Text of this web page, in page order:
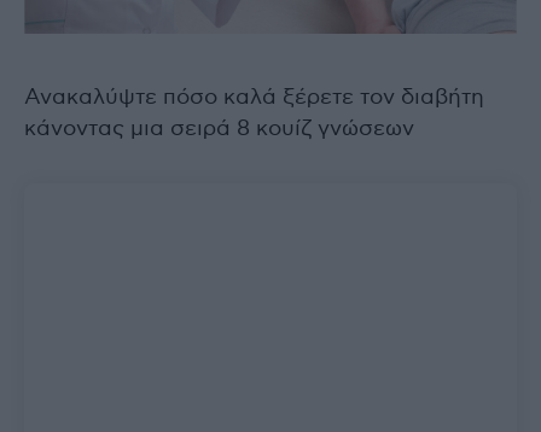
Ανακαλύψτε πόσο καλά ξέρετε τον διαβήτη
κάνοντας μια σειρά 8 κουίζ γνώσεων